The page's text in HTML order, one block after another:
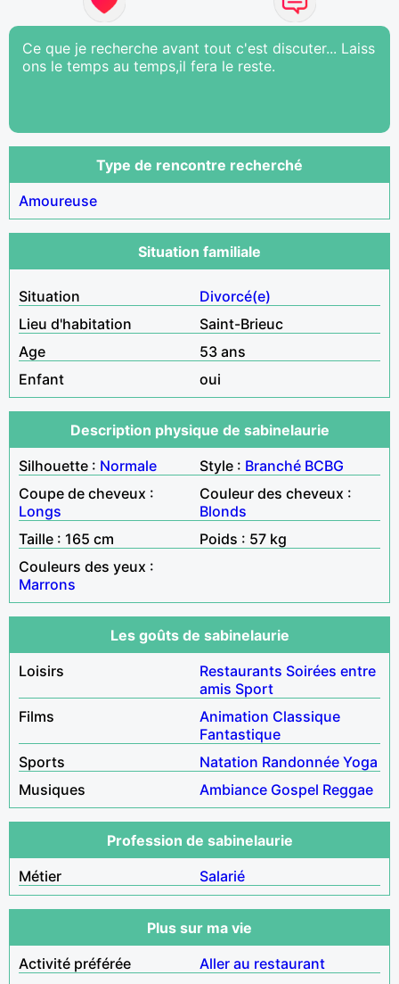
Ce que je recherche avant tout c'est discuter... Laiss
ons le temps au temps,il fera le reste.
Type de rencontre recherché
Amoureuse
Situation familiale
Situation
Divorcé(e)
Lieu d'habitation
Saint-Brieuc
Age
53 ans
Enfant
oui
Description physique de sabinelaurie
Silhouette : Normale Style : Branché BCBG
Coupe de cheveux :
Longs
Couleur des cheveux :
Blonds
Taille : 165 cm
Poids : 57 kg
Couleurs des yeux :
Marrons
Les goûts de sabinelaurie
Loisirs
Restaurants Soirées entre
amis Sport
Films
Animation Classique
Fantastique
Sports
Natation Randonnée Yoga
Musiques
Ambiance Gospel Reggae
Profession de sabinelaurie
Métier
Salarié
Plus sur ma vie
Activité préférée
Aller au restaurant